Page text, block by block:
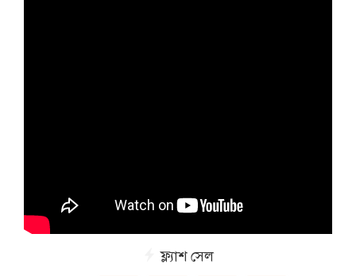
ফ্ল্যাশ সেল